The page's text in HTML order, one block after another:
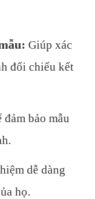
Giúp xác
đối chiếu kết
đảm bảo mẫu
dễ dàng
họ.